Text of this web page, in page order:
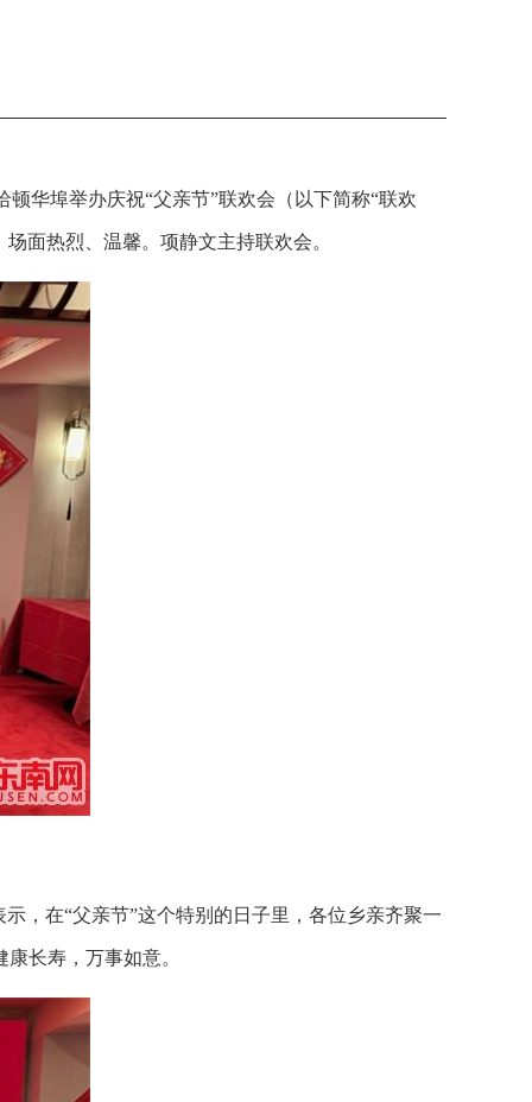
华埠举办庆祝“父亲节”联欢会（以下简称“联欢
面热烈、温馨。项静文主持联欢会。
，在“父亲节”这个特别的日子里，各位乡亲齐聚一
长寿，万事如意。